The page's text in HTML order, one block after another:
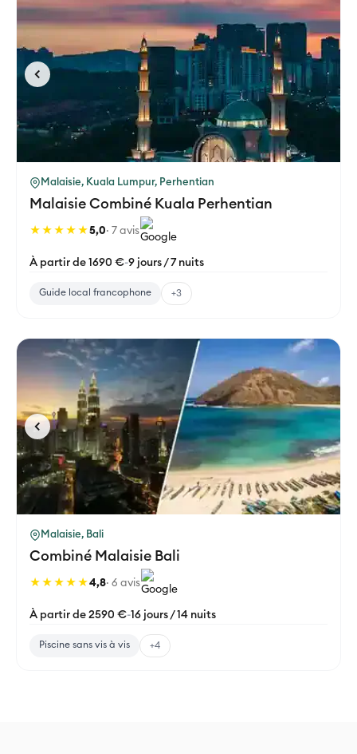
Malaisie, Kuala Lumpur, Perhentian
Malaisie Combiné Kuala Perhentian
★★★★★5,0· 7 avis
À partir de 1690 €-9 jours / 7 nuits
Guide local francophone +3
Malaisie, Bali
Combiné Malaisie Bali
★★★★★4,8· 6 avis
À partir de 2590 €-16 jours / 14 nuits
Piscine sans vis à vis +4